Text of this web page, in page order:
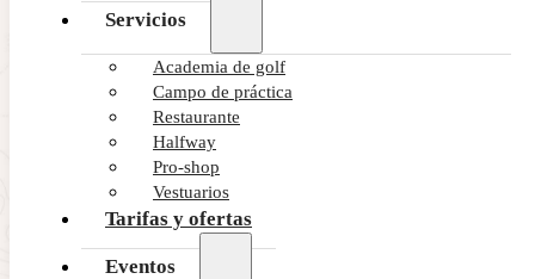
Servicios
Academia de golf
Campo de práctica
Restaurante
Halfway
Pro-shop
Vestuarios
Tarifas y ofertas
Eventos